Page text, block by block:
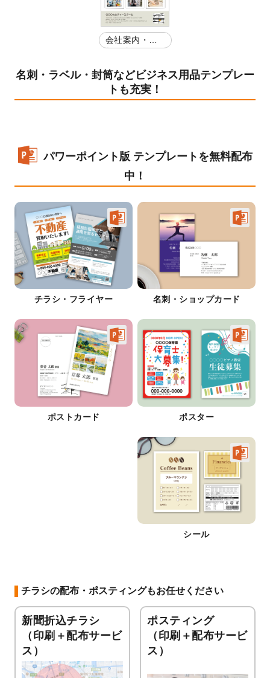
会社案内・店
舗紹介
名刺・ラベル・封筒などビジネス用品テンプレー
トも充実！
パワーポイント版 テンプレートを無料配布
中！
チラシ・フライヤー 名刺・ショップカード
ポストカード ポスター
シール
チラシの配布・ポスティングもお任せください
新聞折込チラシ
（印刷＋配布サービ
ス）
ポスティング
（印刷＋配布サービ
ス）